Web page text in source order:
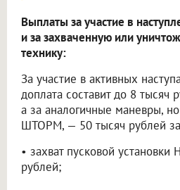
Выплаты за участие в
и за захваченную или
технику:
За участие в активных
доплата составит до 8 тысяч
а за аналогичные маневры,
ШТОРМ, — 50 тысяч рублей
• захват пусковой установки
рублей;